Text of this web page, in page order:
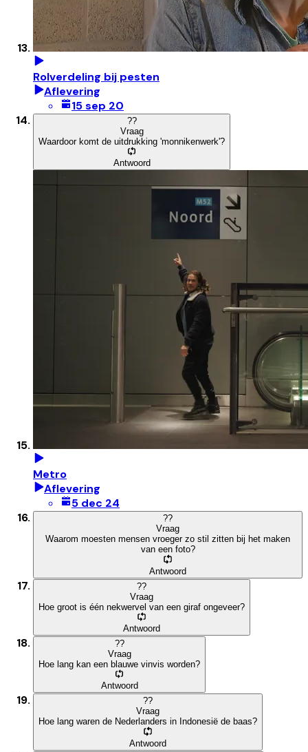
Rolverdeling bij pesten
Aflevering
15 sep 20
??
Vraag
Waardoor komt de uitdrukking 'monnikenwerk'?
Antwoord
Metro
Aflevering
5 dec 24
??
Vraag
Waarom moesten mensen vroeger zo stil zitten bij het maken
van een foto?
Antwoord
??
Vraag
Hoe groot is één nekwervel van een giraf ongeveer?
Antwoord
??
Vraag
Hoe lang kan een blauwe vinvis worden?
Antwoord
??
Vraag
Hoe lang waren de Nederlanders in Indonesië de baas?
Antwoord